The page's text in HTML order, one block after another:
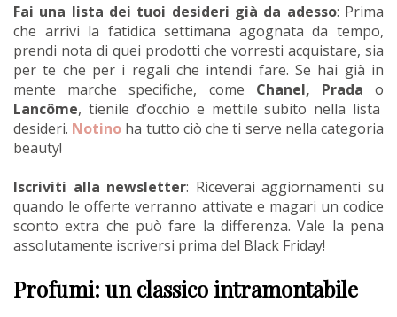
Fai una lista dei tuoi desideri già da adesso: Prima
che arrivi la fatidica settimana agognata da tempo,
prendi nota di quei prodotti che vorresti acquistare, sia
per te che per i regali che intendi fare. Se hai già in
mente marche specifiche, come Chanel, Pradao
Lancôme, tienile d’occhio e mettile subito nella lista
desideri. Notino ha tutto ciò che ti serve nella categoria
beauty!
Iscriviti alla newsletter: Riceverai aggiornamenti su
quando le offerte verranno attivate e magari un codice
sconto extra che può fare la differenza. Vale la pena
assolutamente iscriversi prima del Black Friday!
Profumi: un classico intramontabile